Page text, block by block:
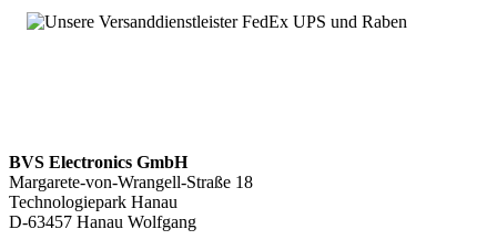
BVS Electronics GmbH
Margarete-von-Wrangell-Straße 18
Technologiepark Hanau
D-63457 Hanau Wolfgang